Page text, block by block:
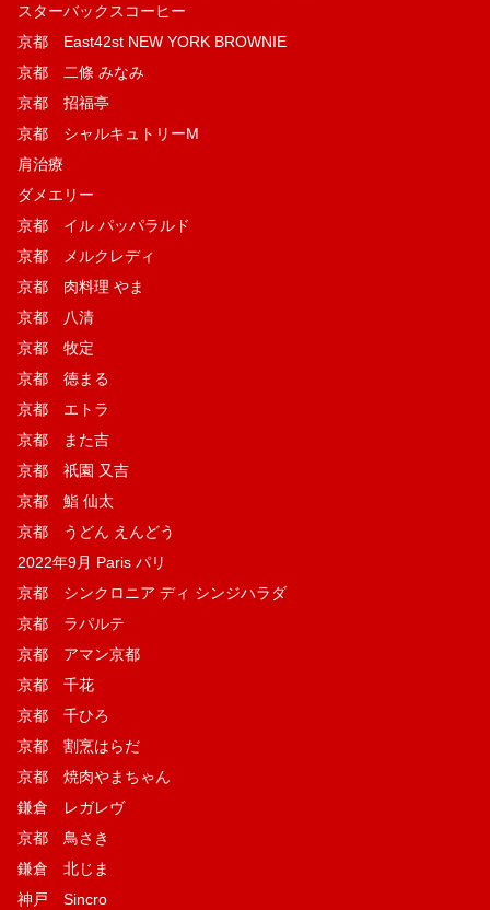
スターバックスコーヒー
京都 East42st NEW YORK BROWNIE
京都 二條 みなみ
京都 招福亭
京都 シャルキュトリーM
肩治療
ダメエリー
京都 イル パッパラルド
京都 メルクレディ
京都 肉料理 やま
京都 八清
京都 牧定
京都 徳まる
京都 エトラ
京都 また吉
京都 祇園 又吉
京都 鮨 仙太
京都 うどん えんどう
2022年9月 Paris パリ
京都 シンクロニア ディ シンジハラダ
京都 ラパルテ
京都 アマン京都
京都 千花
京都 千ひろ
京都 割烹はらだ
京都 焼肉やまちゃん
鎌倉 レガレヴ
京都 鳥さき
鎌倉 北じま
神戸 Sincro